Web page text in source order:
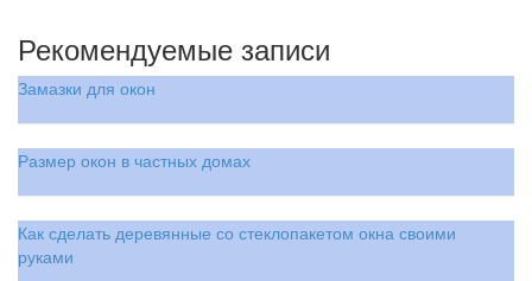
Рекомендуемые записи
Замазки для окон
Размер окон в частных домах
Как сделать деревянные со стеклопакетом окна своими
руками